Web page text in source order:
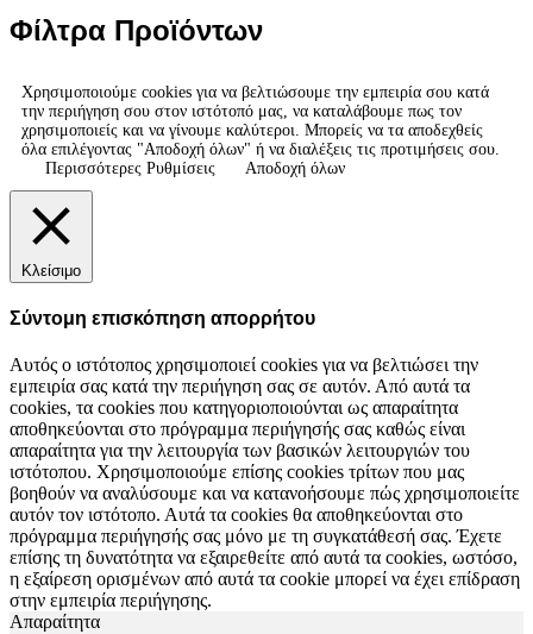
Φίλτρα Προϊόντων
Χρησιμοποιούμε cookies για να βελτιώσουμε την εμπειρία σου κατά
την περιήγηση σου στον ιστότοπό μας, να καταλάβουμε πως τον
χρησιμοποιείς και να γίνουμε καλύτεροι. Μπορείς να τα αποδεχθείς
όλα επιλέγοντας "Αποδοχή όλων" ή να διαλέξεις τις προτιμήσεις σου.
Περισσότερες Ρυθμίσεις
Αποδοχή όλων
Κλείσιμο
Σύντομη επισκόπηση απορρήτου
Αυτός ο ιστότοπος χρησιμοποιεί cookies για να βελτιώσει την
εμπειρία σας κατά την περιήγηση σας σε αυτόν. Από αυτά τα
cookies, τα cookies που κατηγοριοποιούνται ως απαραίτητα
αποθηκεύονται στο πρόγραμμα περιήγησής σας καθώς είναι
απαραίτητα για την λειτουργία των βασικών λειτουργιών του
ιστότοπου. Χρησιμοποιούμε επίσης cookies τρίτων που μας
βοηθούν να αναλύσουμε και να κατανοήσουμε πώς χρησιμοποιείτε
αυτόν τον ιστότοπο. Αυτά τα cookies θα αποθηκεύονται στο
πρόγραμμα περιήγησής σας μόνο με τη συγκατάθεσή σας. Έχετε
επίσης τη δυνατότητα να εξαιρεθείτε από αυτά τα cookies, ωστόσο,
η εξαίρεση ορισμένων από αυτά τα cookie μπορεί να έχει επίδραση
στην εμπειρία περιήγησης.
Απαραίτητα